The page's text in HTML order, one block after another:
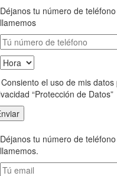
Déjanos tu número de
llamemos
el uso de mis
“Protección de Datos”
Déjanos tu número de
llamemos.